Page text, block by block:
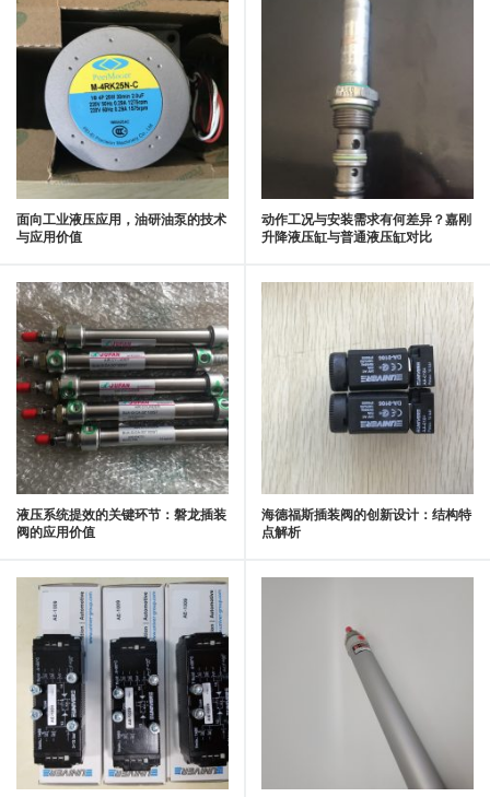
面向工业液压应用，油研油泵的技术
与应用价值
动作工况与安装需求有何差异？嘉刚
升降液压缸与普通液压缸对比
液压系统提效的关键环节：磐龙插装
阀的应用价值
海德福斯插装阀的创新设计：结构特
点解析